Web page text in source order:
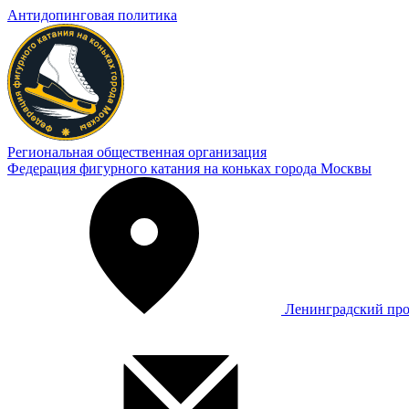
Антидопинговая политика
Региональная общественная организация
Федерация фигурного катания на коньках города Москвы
Ленинградский